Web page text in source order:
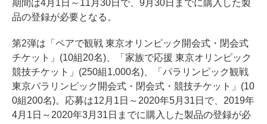
期間は4月1日～11月30日で、9月30日までに購入した製
品の登録が必要となる。
第2弾は「ペアで観戦 東京オリンピック開会式・閉会式
チケット」(10組20名)、「家族で応援 東京オリンピック
競技チケット」(250組1,000名)、「パラリンピック観戦
東京パラリンピック開会式・閉会式・競技チケット」(10
0組200名)。応募は12月1日～2020年5月31日で、2019年
4月1日～2020年3月31日までに購入した製品の登録が必